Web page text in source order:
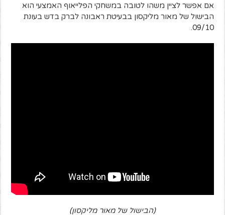
אם אפשר לציין משהו לטובה במשחקי הפלייאוף האמצעי הוא
הבישול של מאור מליקסון בבעיטת ראבונה לברק בדש בעונת
09/10.
(הבישול של מאור מליקסון)